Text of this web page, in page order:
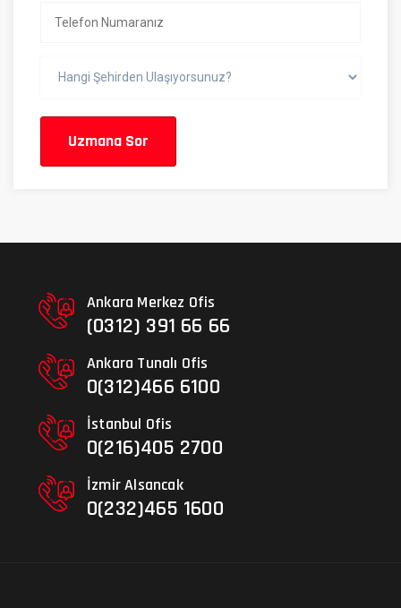
Uzmana Sor
Ankara Merkez Ofis
(0312) 391 66 66
Ankara Tunalı Ofis
0(312)466 6100
İstanbul Ofis
0(216)405 2700
İzmir Alsancak
0(232)465 1600